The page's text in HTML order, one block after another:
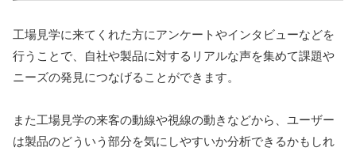
工場見学に来てくれた方にアンケートやインタビューなどを
行うことで、自社や製品に対するリアルな声を集めて課題や
ニーズの発見につなげることができます。
また工場見学の来客の動線や視線の動きなどから、ユーザー
は製品のどういう部分を気にしやすいか分析できるかもしれ